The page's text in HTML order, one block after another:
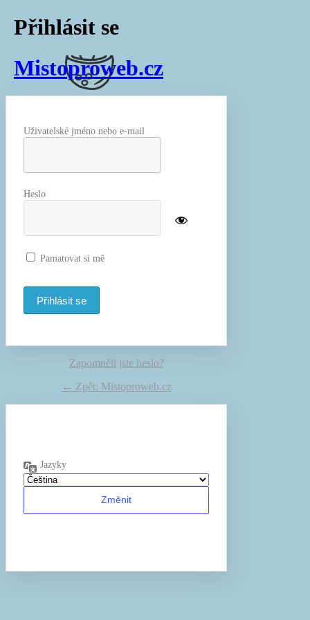
Přihlásit se
Mistoproweb.cz
Uživatelské jméno nebo e-mail
Heslo
Pamatovat si mě
Zapomněli jste heslo?
← Zpět: Mistoproweb.cz
Jazyky